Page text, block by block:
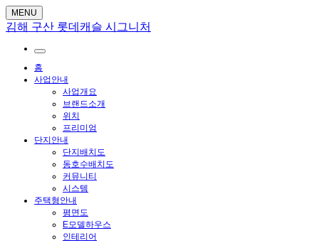
MENU
김해 구산 롯데캐슬 시그니처
홈
사업안내
사업개요
브랜드소개
위치
프리미엄
단지안내
단지배치도
동호수배치도
커뮤니티
시스템
주택형안내
평면도
E모델하우스
인테리어